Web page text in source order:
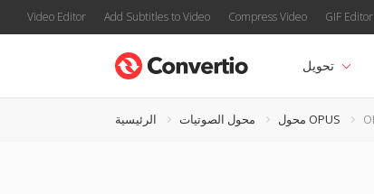
Video Editor Add Subtitles to Video Compress Video GIF Editor
تحويل
الرئيسية محول الصوتيات محول OPUS